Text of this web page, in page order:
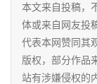
跨
境
本文来自投稿，
体或来自网友投
代表本网赞同其
版权，部分作品
站有涉嫌侵权的